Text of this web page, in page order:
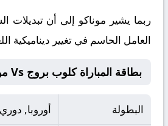
ربما يشير موناكو إلى أن تبديلات
العامل الحاسم في تغيير ديناميكية
بطاقة المباراة كلوب بروج Vs موناكو
البطولة أوروبا,